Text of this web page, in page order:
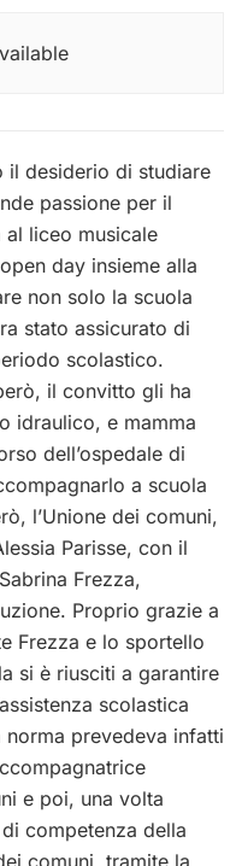
il desiderio di studiare
passione per il
liceo musicale
day insieme alla
non solo la scuola
stato assicurato di
scolastico.
il convitto gli ha
idraulico, e mamma
dell’ospedale di
a scuola
l’Unione dei comuni,
Parisse, con il
Frezza,
Proprio grazie a
Frezza e lo sportello
si è riusciti a garantire
scolastica
prevedeva infatti
e poi, una volta
competenza della
comuni, tramite la